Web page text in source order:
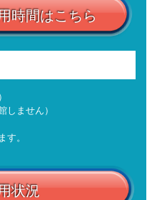
時間はこちら
しません）
す。
状況